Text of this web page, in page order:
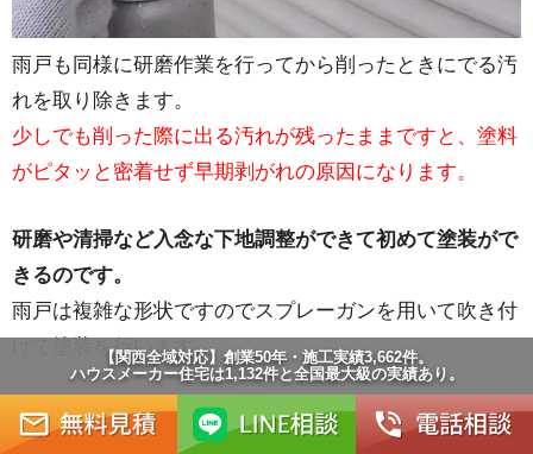
雨戸も同様に研磨作業を行ってから削ったときにでる汚
れを取り除きます。
少しでも削った際に出る汚れが残ったままですと、塗料
がピタッと密着せず早期剥がれの原因になります。
研磨や清掃など入念な下地調整ができて初めて塗装がで
きるのです。
雨戸は複雑な形状ですのでスプレーガンを用いて吹き付
けて塗装を行います。
【関西全域対応】創業50年・施工実績3,662件。
ハウスメーカー住宅は1,132件と全国最大級の実績あり。